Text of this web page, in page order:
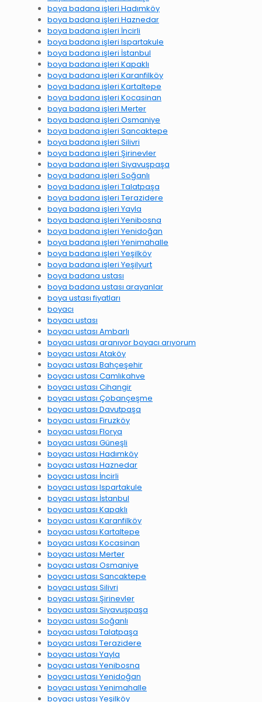
boya badana işleri Hadımköy
boya badana işleri Haznedar
boya badana işleri İncirli
boya badana işleri Ispartakule
boya badana işleri İstanbul
boya badana işleri Kapaklı
boya badana işleri Karanfilköy
boya badana işleri Kartaltepe
boya badana işleri Kocasinan
boya badana işleri Merter
boya badana işleri Osmaniye
boya badana işleri Sancaktepe
boya badana işleri Silivri
boya badana işleri Şirinevler
boya badana işleri Siyavuşpaşa
boya badana işleri Soğanlı
boya badana işleri Talatpaşa
boya badana işleri Terazidere
boya badana işleri Yayla
boya badana işleri Yenibosna
boya badana işleri Yenidoğan
boya badana işleri Yenimahalle
boya badana işleri Yeşilköy
boya badana işleri Yeşilyurt
boya badana ustası
boya badana ustası arayanlar
boya ustası fiyatları
boyacı
boyacı ustası
boyacı ustası Ambarlı
boyacı ustası aranıyor boyacı arıyorum
boyacı ustası Ataköy
boyacı ustası Bahçeşehir
boyacı ustası Camlıkahve
boyacı ustası Cihangir
boyacı ustası Çobançeşme
boyacı ustası Davutpaşa
boyacı ustası Firuzköy
boyacı ustası Florya
boyacı ustası Güneşli
boyacı ustası Hadımköy
boyacı ustası Haznedar
boyacı ustası İncirli
boyacı ustası Ispartakule
boyacı ustası İstanbul
boyacı ustası Kapaklı
boyacı ustası Karanfilköy
boyacı ustası Kartaltepe
boyacı ustası Kocasinan
boyacı ustası Merter
boyacı ustası Osmaniye
boyacı ustası Sancaktepe
boyacı ustası Silivri
boyacı ustası Şirinevler
boyacı ustası Siyavuşpaşa
boyacı ustası Soğanlı
boyacı ustası Talatpaşa
boyacı ustası Terazidere
boyacı ustası Yayla
boyacı ustası Yenibosna
boyacı ustası Yenidoğan
boyacı ustası Yenimahalle
boyacı ustası Yeşilköy